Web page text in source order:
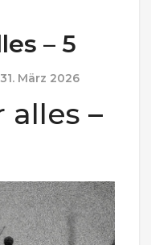
– 5
31. März 2026
alles –